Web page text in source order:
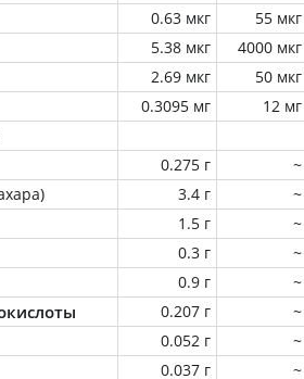
0.63 мкг 55 мкг
5.38 мкг 4000 мкг
2.69 мкг 50 мкг
0.3095 мг 12 мг
0.275 г
~
3.4 г
~
1.5 г
~
0.3 г
~
0.9 г ~
0.207 г
~
0.052 г
~
0.037 г ~